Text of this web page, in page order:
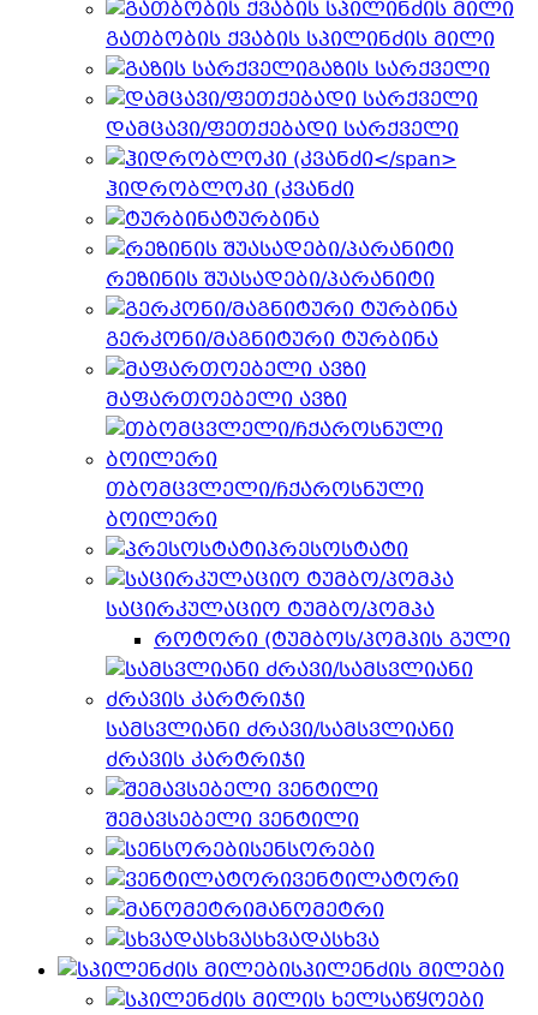
გათბობის ქვაბის სპილინძის მილი
გაზის სარქველი
დამცავი/ფეთქებადი სარქველი
ჰიდრობლოკი (კვანძი
ტურბინა
რეზინის შუასადები/პარანიტი
გერკონი/მაგნიტური ტურბინა
მაფართოებელი ავზი
თბომცვლელი/ჩქაროსნული
ბოილერი
პრესოსტატი
საცირკულაციო ტუმბო/პომპა
როტორი (ტუმბოს/პომპის გული
სამსვლიანი ძრავი/სამსვლიანი
ძრავის კარტრიჯი
შემავსებელი ვენტილი
სენსორები
ვენტილატორი
მანომეტრი
სხვადასხვა
სპილენძის მილები